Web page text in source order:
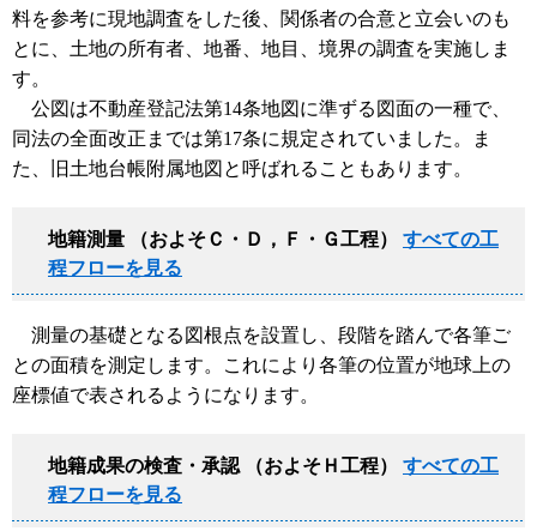
料を参考に現地調査をした後、関係者の合意と立会いのも
とに、土地の所有者、地番、地目、境界の調査を実施しま
す。
公図は不動産登記法第14条地図に準ずる図面の一種で、
同法の全面改正までは第17条に規定されていました。ま
た、旧土地台帳附属地図と呼ばれることもあります。
地籍測量 （およそＣ・Ｄ，Ｆ・Ｇ工程） すべての工
程フローを見る
測量の基礎となる図根点を設置し、段階を踏んで各筆ご
との面積を測定します。これにより各筆の位置が地球上の
座標値で表されるようになります。
地籍成果の検査・承認 （およそＨ工程） すべての工
程フローを見る